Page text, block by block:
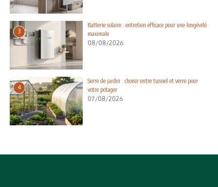
3
Batterie solaire : entretien efficace pour une longévité
maximale
08/08/2026
4
Serre de jardin : choisir entre tunnel et verre pour
votre potager
07/08/2026